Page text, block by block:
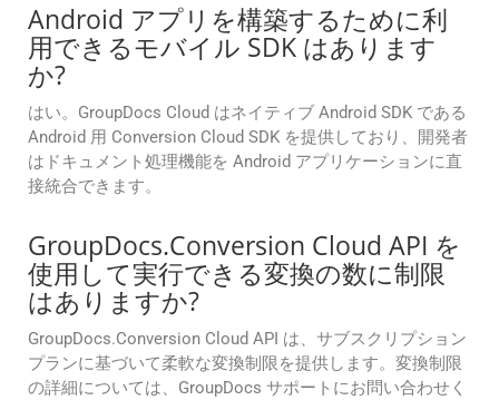
Android アプリを構築するために利
用できるモバイル SDK はあります
か?
はい。GroupDocs Cloud はネイティブ Android SDK である
Android 用 Conversion Cloud SDK を提供しており、開発者
はドキュメント処理機能を Android アプリケーションに直
接統合できます。
GroupDocs.Conversion Cloud API を
使用して実行できる変換の数に制限
はありますか?
GroupDocs.Conversion Cloud API は、サブスクリプション
プランに基づいて柔軟な変換制限を提供します。変換制限
の詳細については、GroupDocs サポートにお問い合わせく